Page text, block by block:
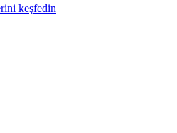
keşfedin